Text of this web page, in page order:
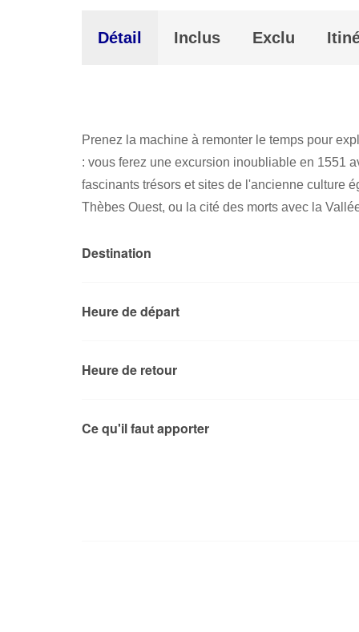
Détail Inclus Exclu
Prenez la machine à remonter le temps pour
: vous ferez une excursion inoubliable en 1551
fascinants trésors et sites de l'ancienne culture
Thèbes Ouest, ou la cité des morts avec la
Destination
Heure de départ
Heure de retour
Ce qu'il faut apporter